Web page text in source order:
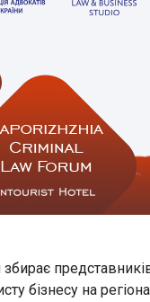
збирає
бізнесу на